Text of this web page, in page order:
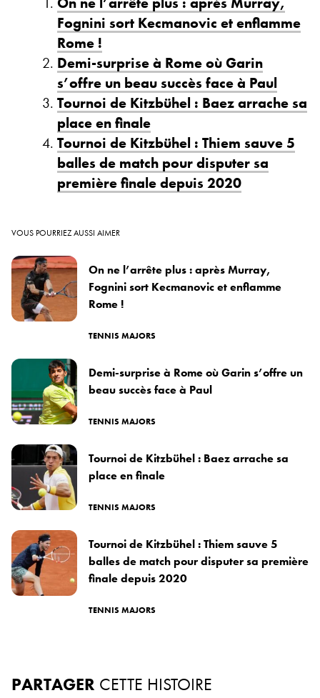
Fognini sort Kecmanovic et enflamme
Rome !
Demi-surprise à Rome où Garin
s’offre un beau succès face à Paul
Tournoi de Kitzbühel : Baez arrache sa
place en finale
Tournoi de Kitzbühel : Thiem sauve 5
balles de match pour disputer sa
première finale depuis 2020
VOUS POURRIEZ AUSSI AIMER
On ne l’arrête plus : après Murray,
Fognini sort Kecmanovic et enflamme
Rome !
TENNIS MAJORS
Demi-surprise à Rome où Garin s’offre un
beau succès face à Paul
TENNIS MAJORS
Tournoi de Kitzbühel : Baez arrache sa
place en finale
TENNIS MAJORS
Tournoi de Kitzbühel : Thiem sauve 5
balles de match pour disputer sa première
finale depuis 2020
TENNIS MAJORS
PARTAGER CETTE HISTOIRE